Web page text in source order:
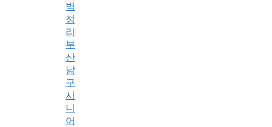
벽
정
리
부
산
남
구
시
니
어